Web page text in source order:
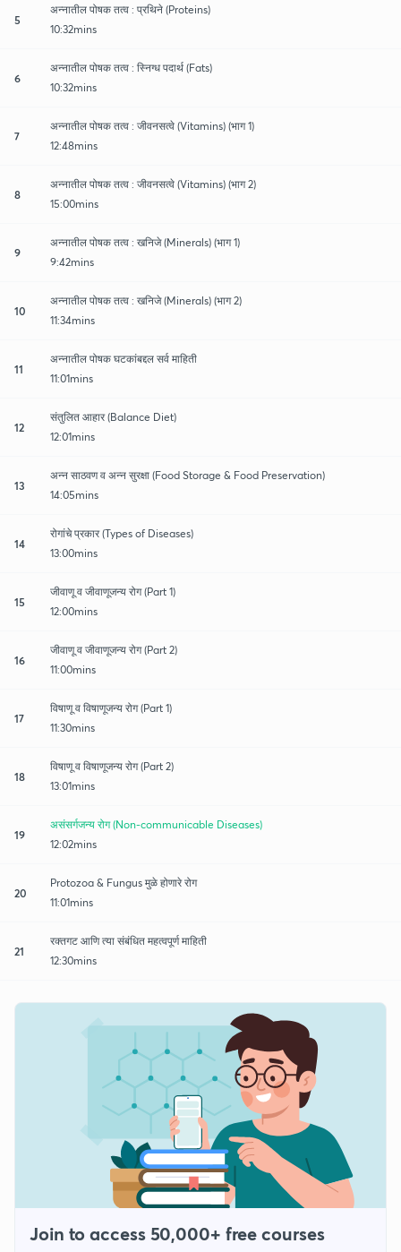
5
अन्नातील पोषक तत्व : प्रथिने (Proteins)
10:32mins
6
अन्नातील पोषक तत्व : स्निग्ध पदार्थ (Fats)
10:32mins
7
अन्नातील पोषक तत्व : जीवनसत्वे (Vitamins) (भाग 1)
12:48mins
8
अन्नातील पोषक तत्व : जीवनसत्वे (Vitamins) (भाग 2)
15:00mins
9
अन्नातील पोषक तत्व : खनिजे (Minerals) (भाग 1)
9:42mins
10
अन्नातील पोषक तत्व : खनिजे (Minerals) (भाग 2)
11:34mins
11
अन्नातील पोषक घटकांबद्दल सर्व माहिती
11:01mins
12
संतुलित आहार (Balance Diet)
12:01mins
13
अन्न साठवण व अन्न सुरक्षा (Food Storage & Food Preservation)
14:05mins
14
रोगांचे प्रकार (Types of Diseases)
13:00mins
15
जीवाणू व जीवाणूजन्य रोग (Part 1)
12:00mins
16
जीवाणू व जीवाणूजन्य रोग (Part 2)
11:00mins
17
विषाणू व विषाणूजन्य रोग (Part 1)
11:30mins
18
विषाणू व विषाणूजन्य रोग (Part 2)
13:01mins
19
असंसर्गजन्य रोग (Non-communicable Diseases)
12:02mins
20
Protozoa & Fungus मुळे होणारे रोग
11:01mins
21
रक्तगट आणि त्या संबंधित महत्वपूर्ण माहिती
12:30mins
Join to access 50,000+ free courses